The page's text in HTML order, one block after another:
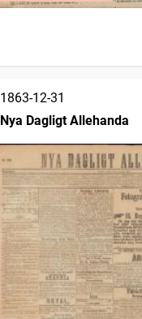
1863-12-31
Nya Dagligt Allehanda